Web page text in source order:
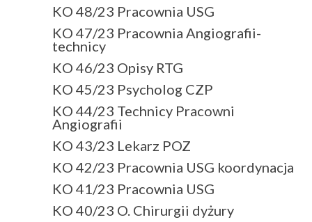
KO 48/23 Pracownia USG
KO 47/23 Pracownia Angiografii-
technicy
KO 46/23 Opisy RTG
KO 45/23 Psycholog CZP
KO 44/23 Technicy Pracowni
Angiografii
KO 43/23 Lekarz POZ
KO 42/23 Pracownia USG koordynacja
KO 41/23 Pracownia USG
KO 40/23 O. Chirurgii dyżury